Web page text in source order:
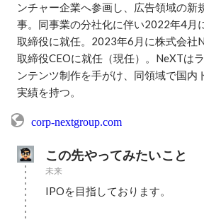
ンチャー企業へ参画し、広告領域の新
事。同事業の分社化に伴い2022年4月
取締役に就任。2023年6月に株式会社
取締役CEOに就任（現任）。NeXTは
ンテンツ制作を手がけ、同領域で国内
corp-nextgroup.com
この先やってみたいこと
未来
IPOを目指しております。